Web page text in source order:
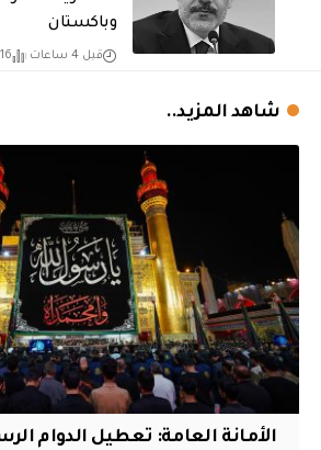
وباكستان
قبل 4 ساعات 16 مشاهدات
شاهد المزيد..
الأمانة العامة: تعطيل الدوام